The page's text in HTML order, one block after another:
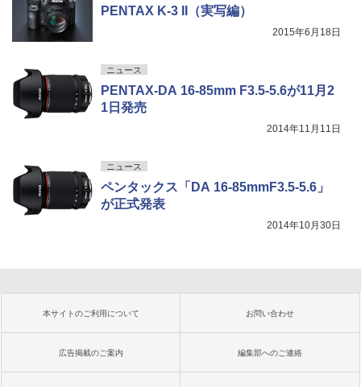
PENTAX K-3 II（実写編）
2015年6月18日
ニュース
PENTAX-DA 16-85mm F3.5-5.6が11月2
1日発売
2014年11月11日
ニュース
ペンタックス「DA 16-85mmF3.5-5.6」
が正式発表
2014年10月30日
本サイトのご利用について お問い合わせ
広告掲載のご案内 編集部へのご連絡